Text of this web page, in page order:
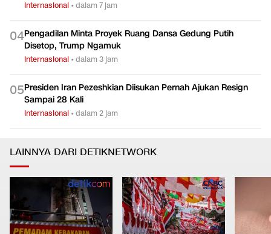
Internasional •dalam 7 jam
04Pengadilan Minta Proyek Ruang Dansa Gedung Putih
Disetop, Trump Ngamuk
Internasional •dalam 3 jam
05Presiden Iran Pezeshkian Diisukan Pernah Ajukan Resign
Sampai 28 Kali
Internasional •dalam 2 jam
LAINNYA DARI DETIKNETWORK